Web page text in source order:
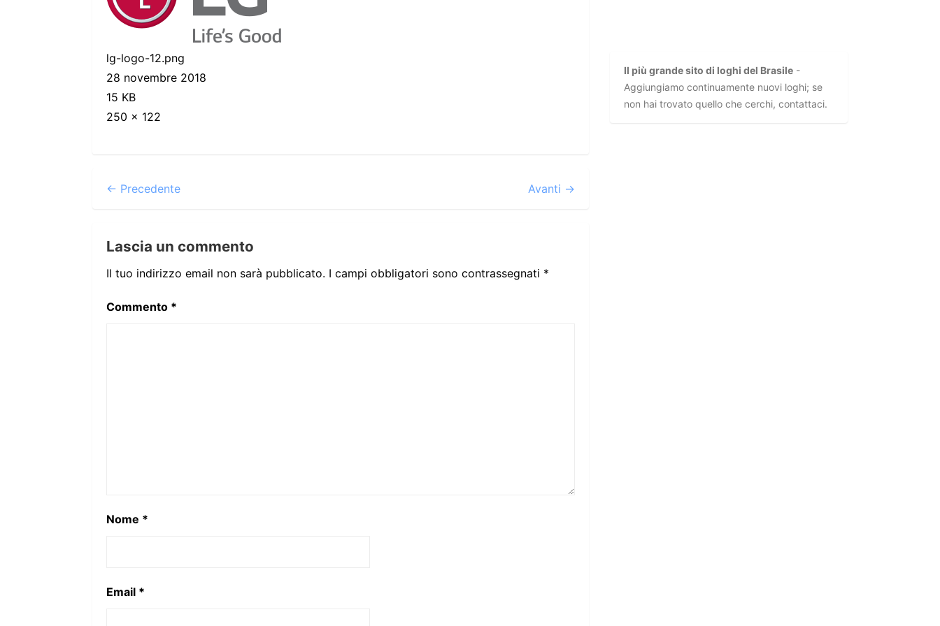
lg-logo-12.png
28 novembre 2018
15 KB
250 × 122
← Precedente Avanti →
Lascia un commento
Il tuo indirizzo email non sarà pubblicato. I campi obbligatori sono contrassegnati *
Commento *
Nome *
Email *
Il più grande sito di loghi del Brasile -
Aggiungiamo continuamente nuovi loghi; se
non hai trovato quello che cerchi, contattaci.